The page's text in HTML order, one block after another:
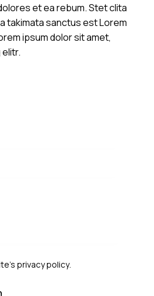
et ea rebum. Stet clita
takimata sanctus est Lorem
ipsum dolor sit amet,
privacy policy.